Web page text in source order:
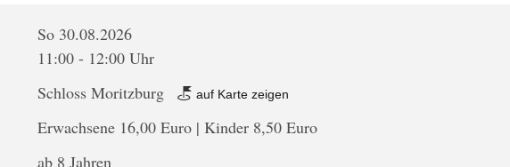
So 30.08.2026
11:00 - 12:00 Uhr
Schloss Moritzburg auf Karte zeigen
Erwachsene 16,00 Euro | Kinder 8,50 Euro
ab 8 Jahren